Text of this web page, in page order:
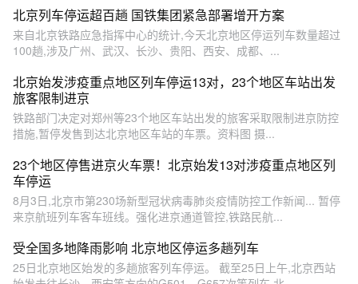
北京列车停运超百趟 国铁集团紧急部署增开方案
来自北京铁路应急指挥中心的统计,今天北京地区停运列车数量超过
100趟,涉及广州、武汉、长沙、贵阳、西安、成都、...
北京始发涉疫重点地区列车停运13对，23个地区车站出发
旅客限制进京
铁路部门决定对郑州等23个地区车站出发的旅客采取限制进京防控
措施,暂停发售到达北京地区车站的车票。资料图 摄...
23个地区停售进京火车票！北京始发13对涉疫重点地区列
车停运
8月3日,北京市第230场新型冠状病毒肺炎疫情防控工作新闻... 暂停
来京航班列车客车班线。强化进京通道管控,铁路民航...
受全国多地降雨影响 北京地区停运多趟列车
25日北京地区始发的多趟旅客列车停运。 截至25日上午,北京西站